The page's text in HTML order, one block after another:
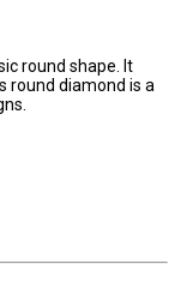
round shape. It
round diamond is a